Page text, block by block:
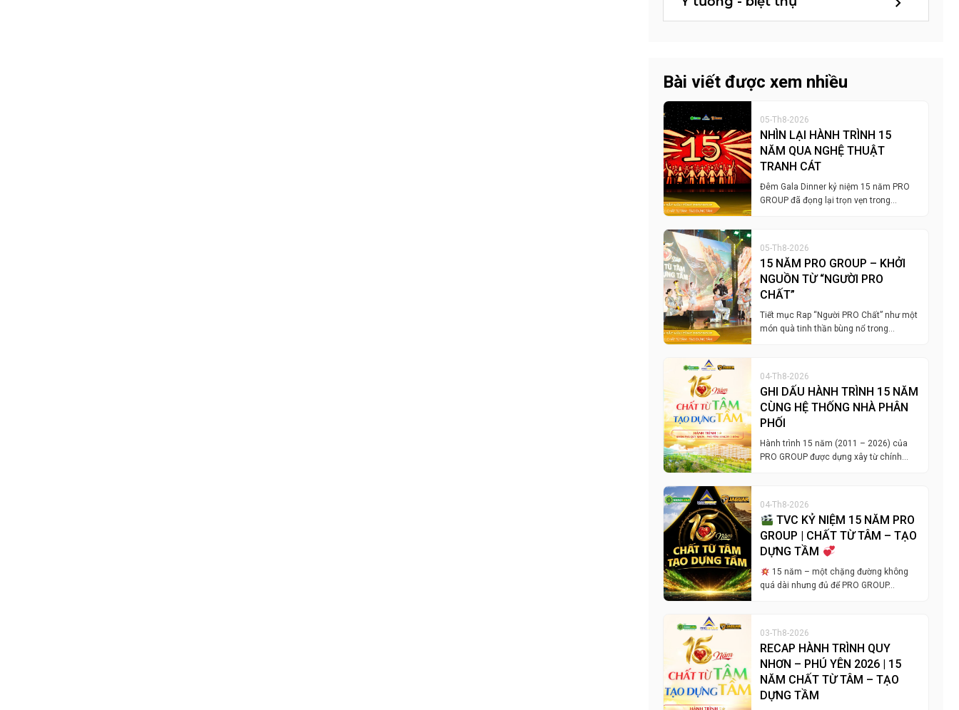
Bài viết được xem nhiều
05-Th8-2026
NHÌN LẠI HÀNH TRÌNH 15
NĂM QUA NGHỆ THUẬT
TRANH CÁT
Đêm Gala Dinner kỷ niệm 15 năm PRO
GROUP đã đọng lại trọn vẹn trong…
05-Th8-2026
15 NĂM PRO GROUP – KHỞI
NGUỒN TỪ “NGƯỜI PRO
CHẤT”
Tiết mục Rap “Người PRO Chất” như một
món quà tinh thần bùng nổ trong…
04-Th8-2026
GHI DẤU HÀNH TRÌNH 15 NĂM
CÙNG HỆ THỐNG NHÀ PHÂN
PHỐI
Hành trình 15 năm (2011 – 2026) của
PRO GROUP được dựng xây từ chính…
04-Th8-2026
TVC KỶ NIỆM 15 NĂM PRO
GROUP | CHẤT TỪ TÂM – TẠO
DỰNG TẦM
15 năm – một chặng đường không
quá dài nhưng đủ để PRO GROUP…
03-Th8-2026
RECAP HÀNH TRÌNH QUY
NHƠN – PHÚ YÊN 2026 | 15
NĂM CHẤT TỪ TÂM – TẠO
DỰNG TẦM